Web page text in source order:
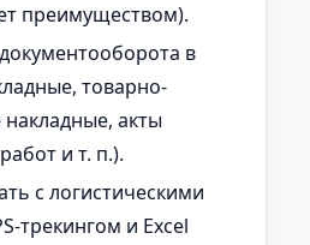
преимуществом).
в
товарно-
акты
и т. п.).
с логистическими
трекингом и Excel